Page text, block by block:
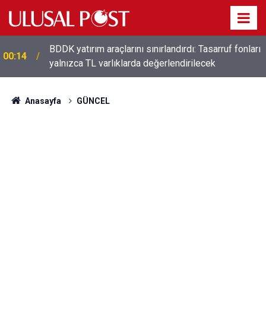
00:14
BDDK yatırım araçlarını sınırlandırdı: Tasarruf fonları
yalnızca TL varlıklarda değerlendirilecek
Anasayfa GÜNCEL